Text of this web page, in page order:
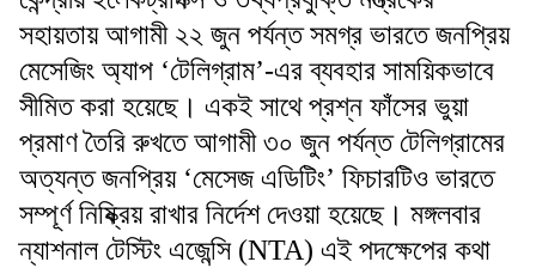
সহায়তায় আগামী ২২ জুন পর্যন্ত সমগ্র ভারতে জনপ্রিয়
মেসেজিং অ্যাপ ‘টেলিগ্রাম’-এর ব্যবহার সাময়িকভাবে
সীমিত করা হয়েছে। একই সাথে প্রশ্ন ফাঁসের ভুয়া
প্রমাণ তৈরি রুখতে আগামী ৩০ জুন পর্যন্ত টেলিগ্রামের
অত্যন্ত জনপ্রিয় ‘মেসেজ এডিটিং’ ফিচারটিও ভারতে
সম্পূর্ণ নিষ্ক্রিয় রাখার নির্দেশ দেওয়া হয়েছে। মঙ্গলবার
ন্যাশনাল টেস্টিং এজেন্সি (NTA) এই পদক্ষেপের কথা